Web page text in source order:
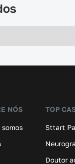
NÓS
somos
TOP
Sttart
Doutor